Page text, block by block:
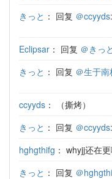
きっと ： 回复 ＠ccyyds
Eclipsar ： 回复 ＠きっと
きっと ： 回复 ＠生于
ccyyds ： （撕烤）
きっと ： 回复 ＠ccyyds
hghgthifg ： whyjj还在
きっと ： 回复 ＠